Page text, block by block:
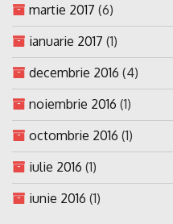
martie 2017 (6)
ianuarie 2017 (1)
decembrie 2016 (4)
noiembrie 2016 (1)
octombrie 2016 (1)
iulie 2016 (1)
iunie 2016 (1)